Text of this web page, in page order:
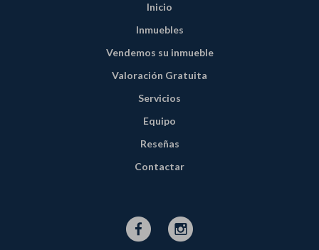
Inicio
Inmuebles
Vendemos su inmueble
Valoración Gratuita
Servicios
Equipo
Reseñas
Contactar